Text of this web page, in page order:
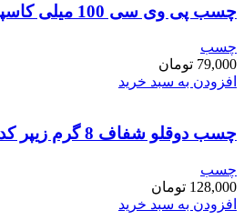
چسب پی وی سی 100 میلی کاسپین
چسب
79,000 تومان
افزودن به سبد خرید
چسب دوقلو شفاف 8 گرم زیپر کد ZIPPER C1
چسب
128,000 تومان
افزودن به سبد خرید